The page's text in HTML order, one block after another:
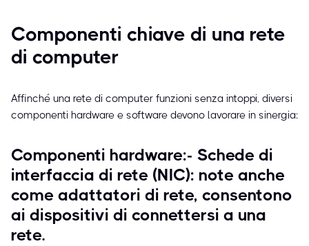
Componenti chiave di una rete
di computer
Affinché una rete di computer funzioni senza intoppi, diversi
componenti hardware e software devono lavorare in sinergia:
Componenti hardware:- Schede di
interfaccia di rete (NIC): note anche
come adattatori di rete, consentono
ai dispositivi di connettersi a una
rete.